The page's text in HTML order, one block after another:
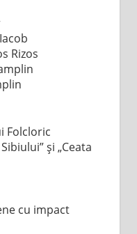
Rizos
Folcloric
și „Ceata
cu impact